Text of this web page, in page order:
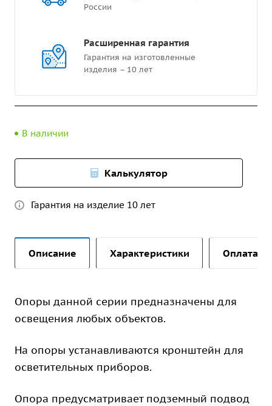
России
Расширенная гарантия
Гарантия на изготовленные
изделия – 10 лет
В наличии
Калькулятор
Гарантия на изделие 10 лет
Описание Характеристики Оплата и
Опоры данной серии предназначены для
освещения любых объектов.
На опоры устанавливаются кронштейн для
осветительных приборов.
Опора предусматривает подземный подвод